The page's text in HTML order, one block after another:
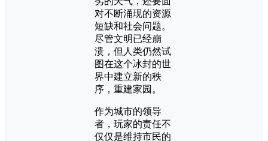
对不断涌现的资源
短缺和社会问题。
尽管文明已经崩
溃，但人类仍然试
图在这个冰封的世
界中建立新的秩
序，重建家园。
作为城市的领导
者，玩家的责任不
仅仅是维持市民的